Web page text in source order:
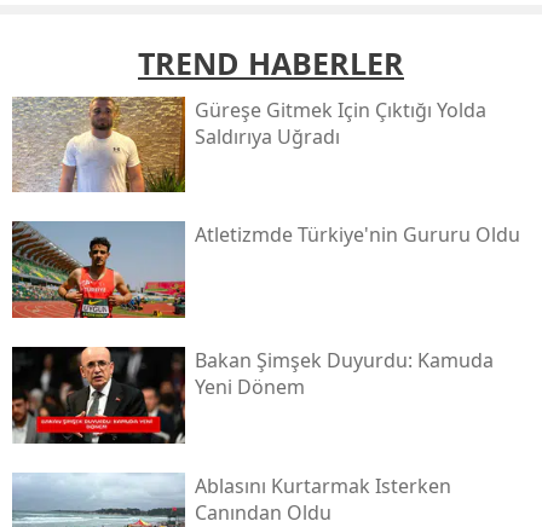
TREND HABERLER
Güreşe Gitmek Için Çıktığı Yolda
Saldırıya Uğradı
Atletizmde Türkiye'nin Gururu Oldu
Bakan Şimşek Duyurdu: Kamuda
Yeni Dönem
Ablasını Kurtarmak Isterken
Canından Oldu